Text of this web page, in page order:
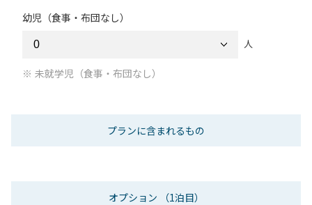
幼児（食事・布団なし）
人
未就学児（食事・布団なし）
プランに含まれるもの
オプション （1泊目）